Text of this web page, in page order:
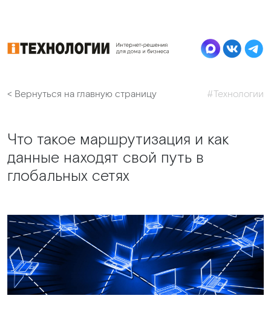
< Вернуться на главную страницу #Технологии
Что такое маршрутизация и как
данные находят свой путь в
глобальных сетях